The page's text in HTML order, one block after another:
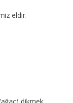
eldir.